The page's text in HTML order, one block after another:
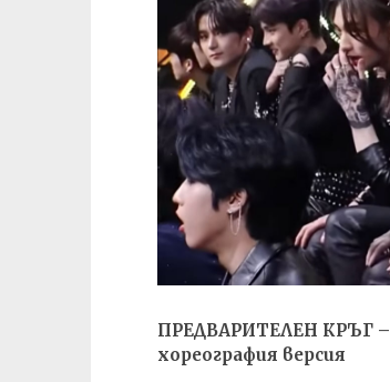
ПРЕДВАРИТЕЛЕН КРЪГ –
хореография версия